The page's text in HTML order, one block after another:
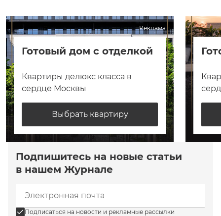
Реклама
Готовый дом с отделкой
Квартиры делюкс класса в
сердце Москвы
Выбрать квартиру
Подпишитесь на новые статьи
в нашем Журнале
Подписаться на новости и рекламные рассылки